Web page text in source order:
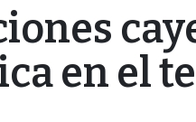
en el